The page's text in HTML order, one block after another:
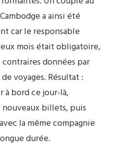
a ainsi été
car le responsable
mois était obligatoire,
données par
de voyages. Résultat :
bord ce jour-là,
billets, puis
la même compagnie
durée.